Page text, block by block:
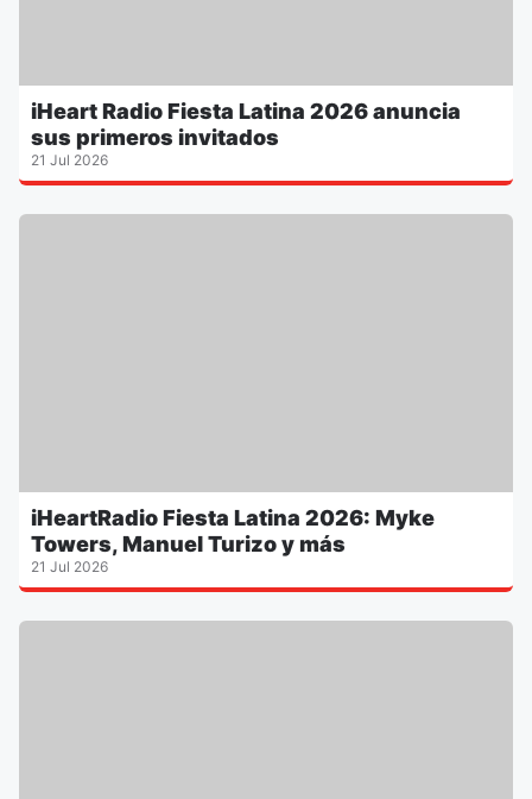
iHeart Radio Fiesta Latina 2026 anuncia
sus primeros invitados
21 Jul 2026
iHeartRadio Fiesta Latina 2026: Myke
Towers, Manuel Turizo y más
21 Jul 2026